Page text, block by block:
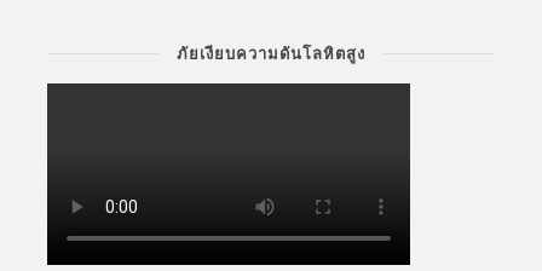
ภัยเงียบความดันโลหิตสูง